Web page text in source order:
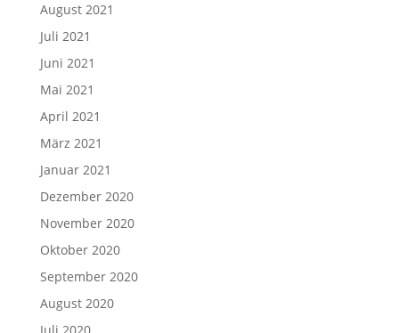
August 2021
Juli 2021
Juni 2021
Mai 2021
April 2021
März 2021
Januar 2021
Dezember 2020
November 2020
Oktober 2020
September 2020
August 2020